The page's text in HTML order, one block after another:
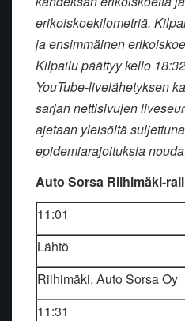
erikoiskoekilometriä.
ja ensimmäinen
Kilpailu päättyy kello
YouTube-livelähetyksen
sarjan nettisivujen
ajetaan yleisöltä
epidemiarajoituksia
Auto Sorsa Riihimäki-
11:01
Lähtö
Riihimäki, Auto Sorsa Oy
11:31